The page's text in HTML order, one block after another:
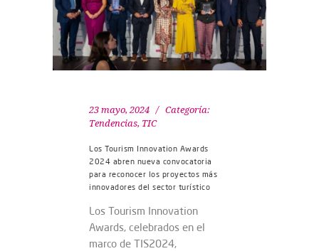
23 mayo, 2024
Categoría:
Tendencias, TIC
Los Tourism Innovation Awards
2024 abren nueva convocatoria
para reconocer los proyectos más
innovadores del sector turístico
Los Tourism Innovation
Awards, celebrados en el
marco de TIS2024,